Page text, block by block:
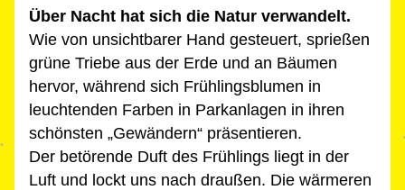
Über Nacht hat sich die Natur verwandelt.
Wie von unsichtbarer Hand gesteuert, sprießen
grüne Triebe aus der Erde und an Bäumen
hervor, während sich Frühlingsblumen in
leuchtenden Farben in Parkanlagen in ihren
schönsten „Gewändern“ präsentieren.
Der betörende Duft des Frühlings liegt in der
Luft und lockt uns nach draußen. Die wärmeren